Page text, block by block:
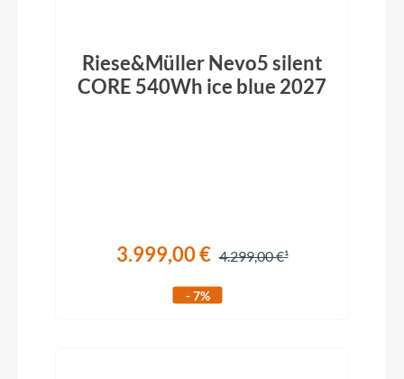
Riese&Müller Nevo5 silent
CORE 540Wh ice blue 2027
3.999,00 € 4.299,00 €
- 7%